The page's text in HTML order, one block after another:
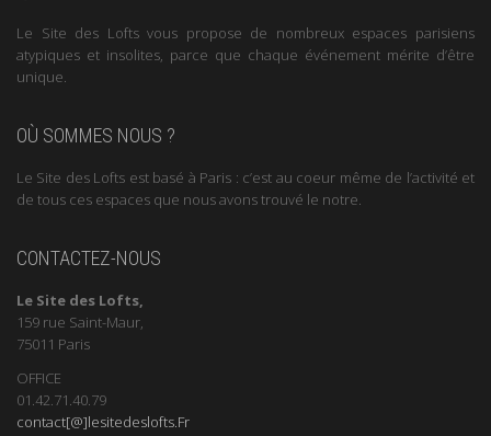
Le Site des Lofts vous propose de nombreux espaces parisiens
atypiques et insolites, parce que chaque événement mérite d’être
unique.
OÙ SOMMES NOUS ?
Le Site des Lofts est basé à Paris : c’est au coeur même de l’activité et
de tous ces espaces que nous avons trouvé le notre.
CONTACTEZ-NOUS
Le Site des Lofts,
159 rue Saint-Maur,
75011 Paris
OFFICE
01.42.71.40.79
contact[@]lesitedeslofts.Fr